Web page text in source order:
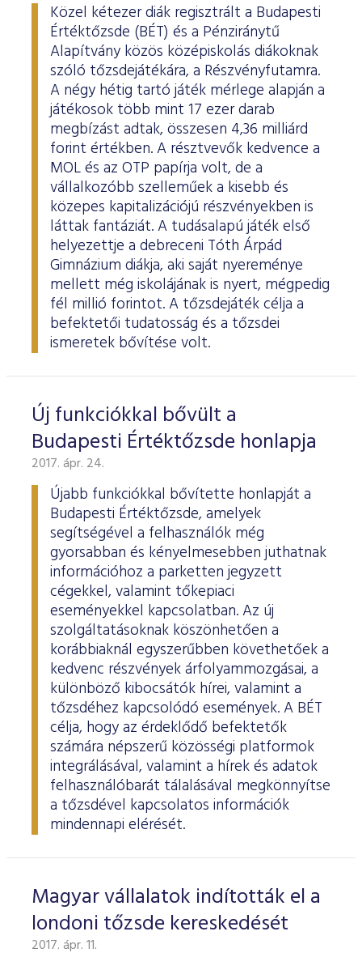
Közel kétezer diák regisztrált a Budapesti
Értéktőzsde (BÉT) és a Pénziránytű
Alapítvány közös középiskolás diákoknak
szóló tőzsdejátékára, a Részvényfutamra.
A négy hétig tartó játék mérlege alapján a
játékosok több mint 17 ezer darab
megbízást adtak, összesen 4,36 milliárd
forint értékben. A résztvevők kedvence a
MOL és az OTP papírja volt, de a
vállalkozóbb szelleműek a kisebb és
közepes kapitalizációjú részvényekben is
láttak fantáziát. A tudásalapú játék első
helyezettje a debreceni Tóth Árpád
Gimnázium diákja, aki saját nyereménye
mellett még iskolájának is nyert, mégpedig
fél millió forintot. A tőzsdejáték célja a
befektetői tudatosság és a tőzsdei
ismeretek bővítése volt.
Új funkciókkal bővült a
Budapesti Értéktőzsde honlapja
2017. ápr. 24.
Újabb funkciókkal bővítette honlapját a
Budapesti Értéktőzsde, amelyek
segítségével a felhasználók még
gyorsabban és kényelmesebben juthatnak
információhoz a parketten jegyzett
cégekkel, valamint tőkepiaci
eseményekkel kapcsolatban. Az új
szolgáltatásoknak köszönhetően a
korábbiaknál egyszerűbben követhetőek a
kedvenc részvények árfolyammozgásai, a
különböző kibocsátók hírei, valamint a
tőzsdéhez kapcsolódó események. A BÉT
célja, hogy az érdeklődő befektetők
számára népszerű közösségi platformok
integrálásával, valamint a hírek és adatok
felhasználóbarát tálalásával megkönnyítse
a tőzsdével kapcsolatos információk
mindennapi elérését.
Magyar vállalatok indították el a
londoni tőzsde kereskedését
2017. ápr. 11.